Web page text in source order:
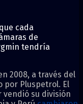
cada
de
tendría
2008, a través del
por Pluspetrol. El
vendió su división